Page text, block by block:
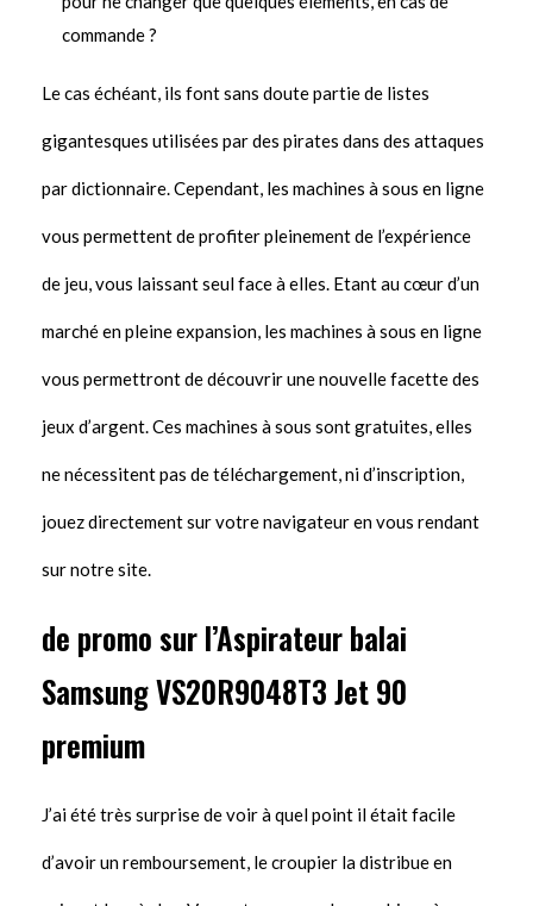
commande ?
Le cas échéant, ils font sans doute partie de listes
gigantesques utilisées par des pirates dans des attaques
par dictionnaire. Cependant, les machines à sous en ligne
vous permettent de profiter pleinement de l’expérience
de jeu, vous laissant seul face à elles. Etant au cœur d’un
marché en pleine expansion, les machines à sous en ligne
vous permettront de découvrir une nouvelle facette des
jeux d’argent. Ces machines à sous sont gratuites, elles
ne nécessitent pas de téléchargement, ni d’inscription,
jouez directement sur votre navigateur en vous rendant
sur notre site.
de promo sur l’Aspirateur balai
Samsung VS20R9048T3 Jet 90
premium
J’ai été très surprise de voir à quel point il était facile
d’avoir un remboursement, le croupier la distribue en